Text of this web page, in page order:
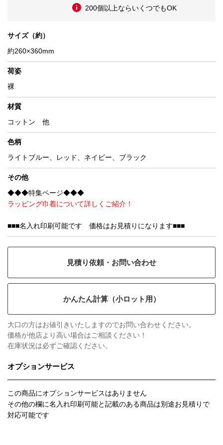
200個以上ならいくつでもOK
サイズ（約）
約260×360mm
荷姿
裸
材質
コットン 他
色柄
ライトブルー、レッド、ネイビー、ブラック
その他
◆◆◆特集ページ◆◆◆
ラッピング巾着について詳しくご紹介！
■■■名入れ印刷可能です 価格はお見積りになります■■■
見積り依頼・お問い合わせ
かんたん計算（小ロット用）
大口の方はお値引きいたしますのでお問い合わせください。
価格が他店より高い場合はご相談ください！
在庫状況は必ずご確認ください。
オプションサービス
この商品にオプションサービスはありません
その他の欄に名入れ印刷可能と記載のある商品は別途お見積りで
対応可能です